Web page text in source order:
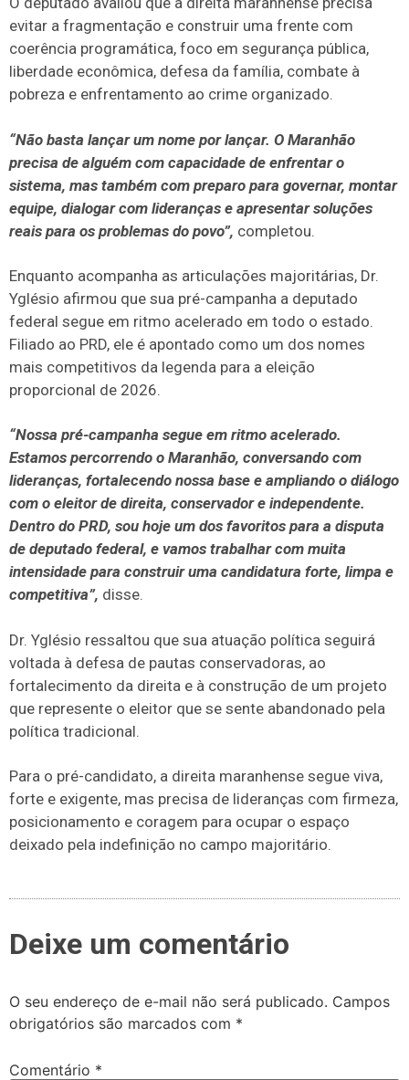
evitar a fragmentação e construir uma frente com
coerência programática, foco em segurança pública,
liberdade econômica, defesa da família, combate à
pobreza e enfrentamento ao crime organizado.
“Não basta lançar um nome por lançar. O Maranhão
precisa de alguém com capacidade de enfrentar o
sistema, mas também com preparo para governar, montar
equipe, dialogar com lideranças e apresentar soluções
reais para os problemas do povo”, completou.
Enquanto acompanha as articulações majoritárias, Dr.
Yglésio afirmou que sua pré-campanha a deputado
federal segue em ritmo acelerado em todo o estado.
Filiado ao PRD, ele é apontado como um dos nomes
mais competitivos da legenda para a eleição
proporcional de 2026.
“Nossa pré-campanha segue em ritmo acelerado.
Estamos percorrendo o Maranhão, conversando com
lideranças, fortalecendo nossa base e ampliando o diálogo
com o eleitor de direita, conservador e independente.
Dentro do PRD, sou hoje um dos favoritos para a disputa
de deputado federal, e vamos trabalhar com muita
intensidade para construir uma candidatura forte, limpa e
competitiva”, disse.
Dr. Yglésio ressaltou que sua atuação política seguirá
voltada à defesa de pautas conservadoras, ao
fortalecimento da direita e à construção de um projeto
que represente o eleitor que se sente abandonado pela
política tradicional.
Para o pré-candidato, a direita maranhense segue viva,
forte e exigente, mas precisa de lideranças com firmeza,
posicionamento e coragem para ocupar o espaço
deixado pela indefinição no campo majoritário.
Deixe um comentário
O seu endereço de e-mail não será publicado. Campos
obrigatórios são marcados com *
Comentário *